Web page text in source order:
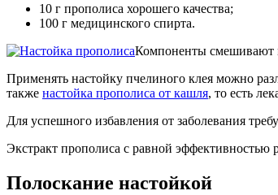
10 г прополиса хорошего качества;
100 г медицинского спирта.
Компоненты смешивают
Применять настойку пчелиного клея можно
также настойка прополиса от кашля, то есть
Для успешного избавления от заболевания
Экстракт прополиса с равной эффективностью
Полоскание настойкой